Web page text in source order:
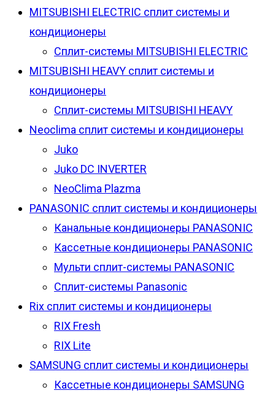
MITSUBISHI ELECTRIC сплит системы и
кондиционеры
Сплит-системы MITSUBISHI ELECTRIC
MITSUBISHI HEAVY сплит системы и
кондиционеры
Сплит-системы MITSUBISHI HEAVY
Neoclima сплит системы и кондиционеры
Juko
Juko DC INVERTER
NeoClima Plazma
PANASONIC сплит системы и кондиционеры
Канальные кондиционеры PANASONIC
Кассетные кондиционеры PANASONIC
Мульти сплит-системы PANASONIC
Сплит-системы Panasonic
Rix сплит системы и кондиционеры
RIX Fresh
RIX Lite
SAMSUNG сплит системы и кондиционеры
Кассетные кондиционеры SAMSUNG